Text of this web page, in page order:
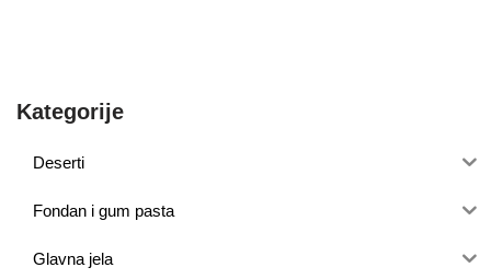
Kategorije
Deserti
Fondan i gum pasta
Glavna jela